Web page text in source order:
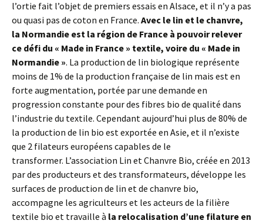
l’ortie fait l’objet de premiers essais en Alsace, et il n’y a pas
ou quasi pas de coton en France. Avec le lin et le chanvre,
la Normandie est la région de France à pouvoir relever
ce défi du « Made in France » textile, voire du « Made in
Normandie ». La production de lin biologique représente
moins de 1% de la production française de lin mais est en
forte augmentation, portée par une demande en
progression constante pour des fibres bio de qualité dans
l’industrie du textile. Cependant aujourd’hui plus de 80% de
la production de lin bio est exportée en Asie, et il n’existe
que 2 filateurs européens capables de le
transformer. L’association Lin et Chanvre Bio, créée en 2013
par des producteurs et des transformateurs, développe les
surfaces de production de lin et de chanvre bio,
accompagne les agriculteurs et les acteurs de la filière
textile bio et travaille à la relocalisation d’une filature en